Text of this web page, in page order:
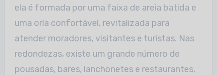
ela é formada por uma faixa de areia batida e
uma orla confortável, revitalizada para
atender moradores, visitantes e turistas. Nas
redondezas, existe um grande número de
pousadas, bares, lanchonetes e restaurantes,